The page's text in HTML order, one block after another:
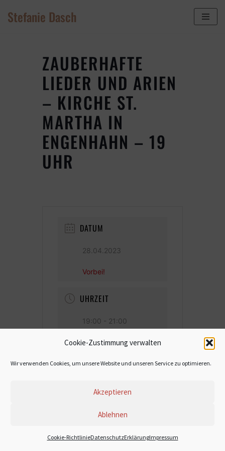
Cookie-Zustimmung verwalten
Wir verwenden Cookies, um unsere Website und unseren Service zu optimieren.
Akzeptieren
Ablehnen
Cookie-RichtlinieDatenschutzErklärungImpressum
Stefanie Dasch
ZAUBERHAFTE
LIEDER UND ARIEN
– KIRCHE ST.
MARTHA IN
ENGENHAHN – 19
UHR
DATUM
28.04.2023
Vorbei!
UHRZEIT
19:00 - 21:00
© 2022 Stefanie Dasch
Impressum Datenschutzerklärung Cookie-Richtlinie (EU)